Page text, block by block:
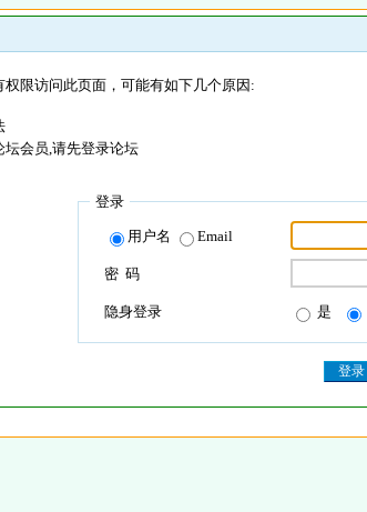
限访问此页面，可能有如下几个原因:
坛会员,请先登录论坛
登录
用户名 Email
密 码
隐身登录 是